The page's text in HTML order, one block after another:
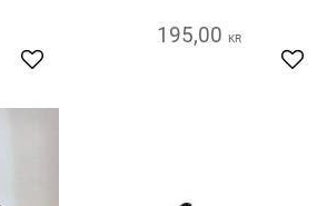
Add to favorites
195,00 KR
Add